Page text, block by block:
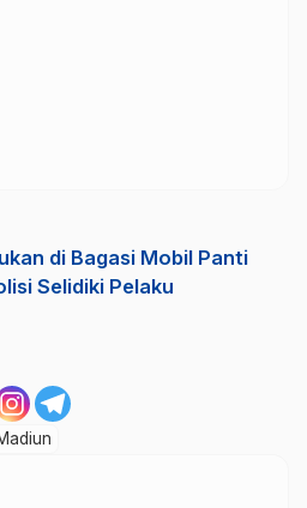
di Bagasi Mobil Panti
Selidiki Pelaku